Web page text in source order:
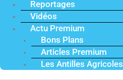
Reportages
Vidéos
Actu Premium
Bons Plans
Articles Premium
Les Antilles Agricoles